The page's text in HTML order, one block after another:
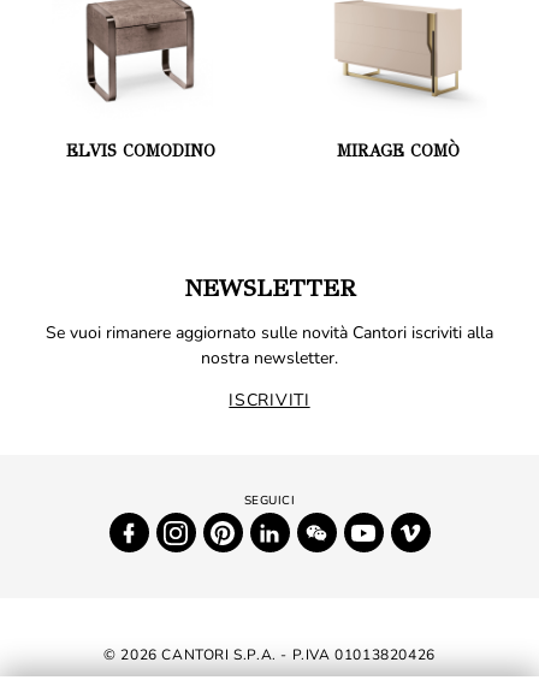
ELVIS COMODINO MIRAGE COMÒ
NEWSLETTER
Se vuoi rimanere aggiornato sulle novità Cantori iscriviti alla
nostra newsletter.
ISCRIVITI
© 2026 CANTORI S.P.A. - P.IVA 01013820426